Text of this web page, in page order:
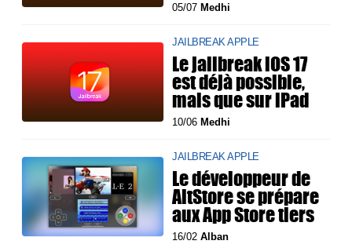
05/07 Medhi
JAILBREAK APPLE
Le jailbreak iOS 17
est déjà possible,
mais que sur iPad
10/06 Medhi
JAILBREAK APPLE
Le développeur de
AltStore se prépare
aux App Store tiers
16/02Alban